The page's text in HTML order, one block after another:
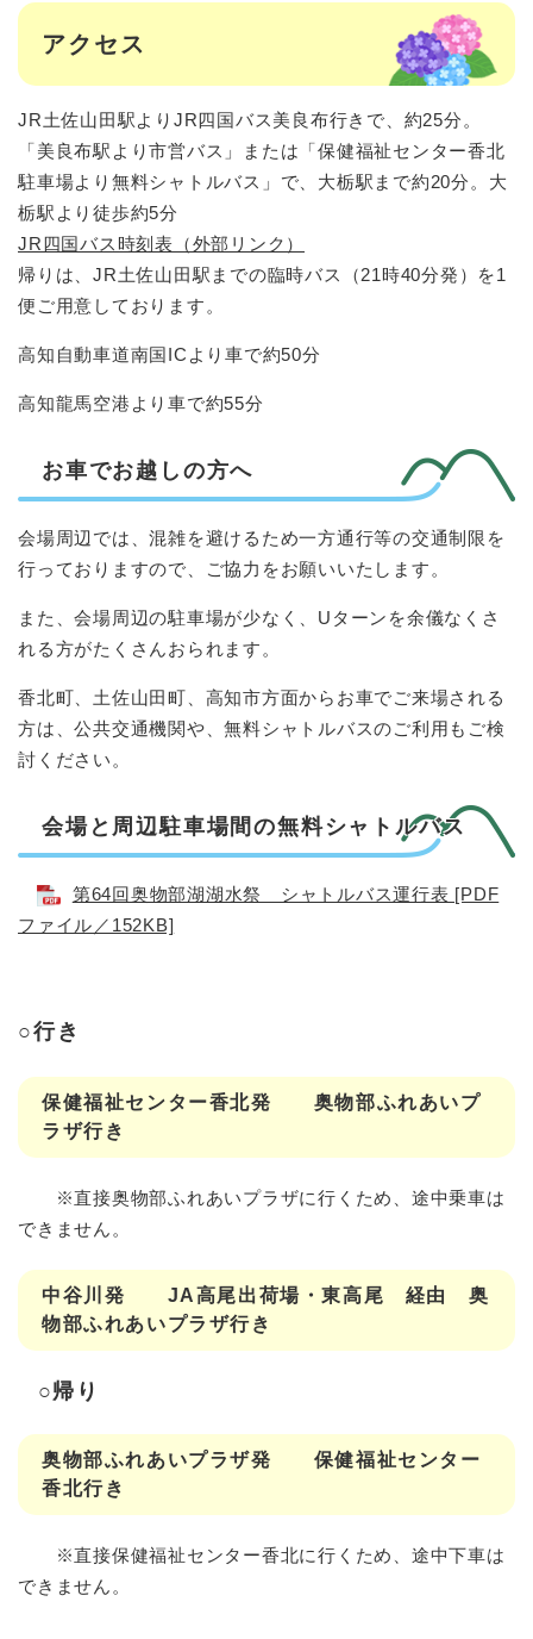
アクセス
JR土佐山田駅よりJR四国バス美良布行きで、約25分。
「美良布駅より市営バス」または「保健福祉センター香北
駐車場より無料シャトルバス」で、大栃駅まで約20分。大
栃駅より徒歩約5分
JR四国バス時刻表（外部リンク）
帰りは、JR土佐山田駅までの臨時バス（21時40分発）を1
便ご用意しております。
高知自動車道南国ICより車で約50分
高知龍馬空港より車で約55分
お車でお越しの方へ
会場周辺では、混雑を避けるため一方通行等の交通制限を
行っておりますので、ご協力をお願いいたします。
また、会場周辺の駐車場が少なく、Uターンを余儀なくさ
れる方がたくさんおられます。
香北町、土佐山田町、高知市方面からお車でご来場される
方は、公共交通機関や、無料シャトルバスのご利用もご検
討ください。
会場と周辺駐車場間の無料シャトルバス
第64回奥物部湖湖水祭 シャトルバス運行表 [PDF
ファイル／152KB]
○行き
保健福祉センター香北発 奥物部ふれあいプ
ラザ行き
※直接奥物部ふれあいプラザに行くため、途中乗車は
できません。
中谷川発 JA高尾出荷場・東高尾 経由 奥
物部ふれあいプラザ行き
○帰り
奥物部ふれあいプラザ発 保健福祉センター
香北行き
※直接保健福祉センター香北に行くため、途中下車は
できません。